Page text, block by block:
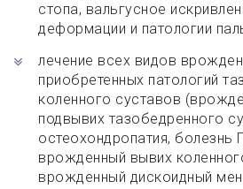
стопа, вальгусное
деформации и патологии
лечение всех видов
приобретенных патологий
коленного суставов
подвывих тазобедренного
остеохондропатия, болезнь
врожденный вывих
врожденный дискоидный